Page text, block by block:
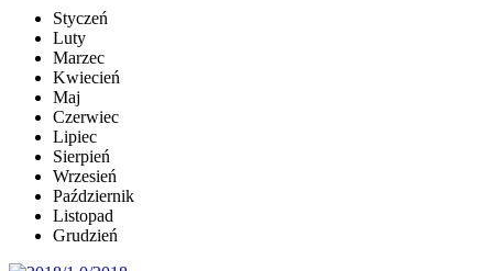
Styczeń
Luty
Marzec
Kwiecień
Maj
Czerwiec
Lipiec
Sierpień
Wrzesień
Październik
Listopad
Grudzień